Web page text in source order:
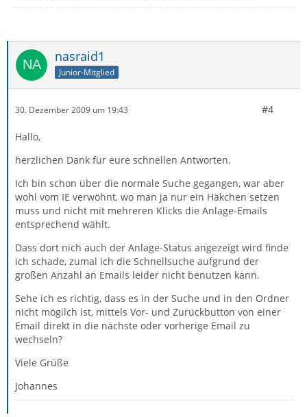
nasraid1
Junior-Mitglied
30. Dezember 2009 um 19:43 #4
Hallo,
herzlichen Dank für eure schnellen Antworten.
Ich bin schon über die normale Suche gegangen, war aber
wohl vom IE verwöhnt, wo man ja nur ein Häkchen setzen
muss und nicht mit mehreren Klicks die Anlage-Emails
entsprechend wählt.
Dass dort nich auch der Anlage-Status angezeigt wird finde
ich schade, zumal ich die Schnellsuche aufgrund der
großen Anzahl an Emails leider nicht benutzen kann.
Sehe ich es richtig, dass es in der Suche und in den Ordner
nicht mögilch ist, mittels Vor- und Zurückbutton von einer
Email direkt in die nächste oder vorherige Email zu
wechseln?
Viele Grüße
Johannes